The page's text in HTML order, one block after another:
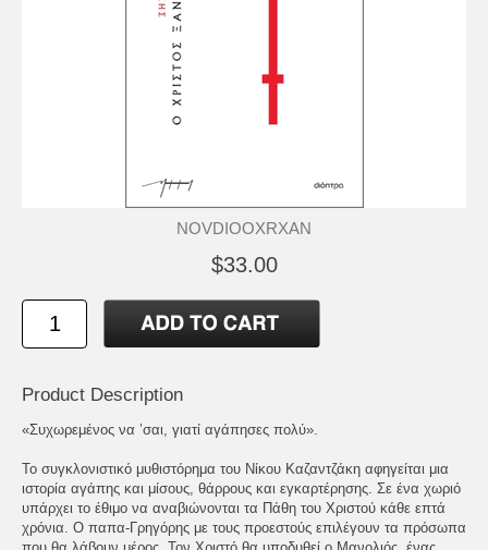
NOVDIOOXRXAN
$33.00
Product Description
«Συχωρεμένος να ’σαι, γιατί αγάπησες πολύ».
Το συγκλονιστικό μυθιστόρημα του Νίκου Καζαντζάκη αφηγείται μια
ιστορία αγάπης και μίσους, θάρρους και εγκαρτέρησης. Σε ένα χωριό
υπάρχει το έθιμο να αναβιώνονται τα Πάθη του Χριστού κάθε επτά
χρόνια. Ο παπα-Γρηγόρης με τους προεστούς επιλέγουν τα πρόσωπα